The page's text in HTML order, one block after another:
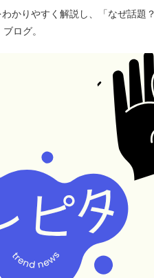
かりやすく解説し、「なぜ話
ブログ。